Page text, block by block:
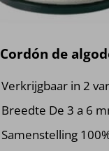
Cordón de
Verkrijgbaar in 2
Breedte De 3 a 6
Samenstelling